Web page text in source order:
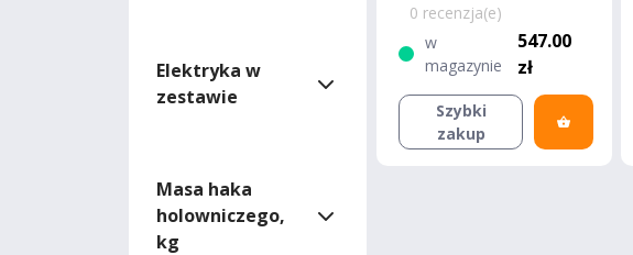
Elektryka w
zestawie
Masa haka
holowniczego,
kg
Tourneo Custom,
Transit Custom 2012-
0 recenzja(e)
w
magazynie
547.00
zł
Szybki
zakup